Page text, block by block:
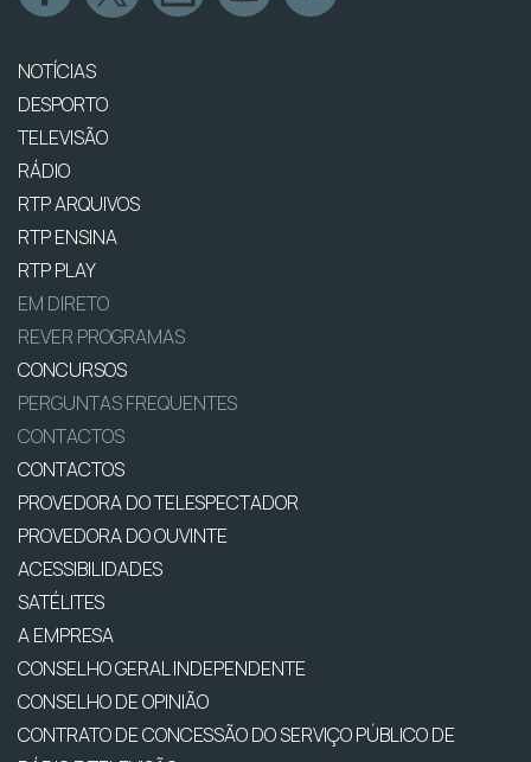
NOTÍCIAS
DESPORTO
TELEVISÃO
RÁDIO
RTP ARQUIVOS
RTP ENSINA
RTP PLAY
EM DIRETO
REVER PROGRAMAS
CONCURSOS
PERGUNTAS FREQUENTES
CONTACTOS
CONTACTOS
PROVEDORA DO TELESPECTADOR
PROVEDORA DO OUVINTE
ACESSIBILIDADES
SATÉLITES
A EMPRESA
CONSELHO GERAL INDEPENDENTE
CONSELHO DE OPINIÃO
CONTRATO DE CONCESSÃO DO SERVIÇO PÚBLICO DE